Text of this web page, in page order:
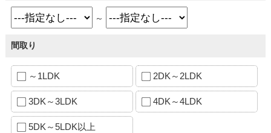
～
間取り
～1LDK 2DK～2LDK
3DK～3LDK 4DK～4LDK
5DK～5LDK以上